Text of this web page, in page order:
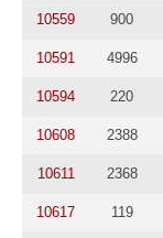
10559 900
10591 4996
10594 220
10608 2388
10611 2368
10617 119